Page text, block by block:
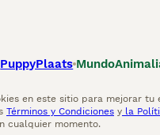
PuppyPlaats
en este sitio para mejorar
Términos y Condiciones y la
cualquier momento.